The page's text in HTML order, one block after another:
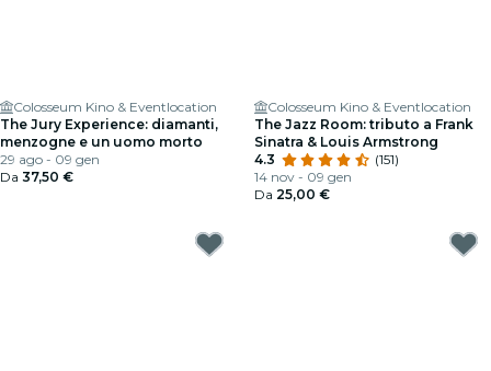
Colosseum Kino & Eventlocation
The Jury Experience: diamanti,
menzogne e un uomo morto
29 ago - 09 gen
Da 37,50 €
Colosseum Kino & Eventlocation
The Jazz Room: tributo a Frank
Sinatra & Louis Armstrong
4.3
(151)
14 nov - 09 gen
Da 25,00 €